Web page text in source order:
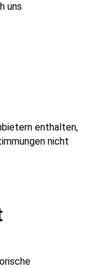
uns
enthalten,
nicht